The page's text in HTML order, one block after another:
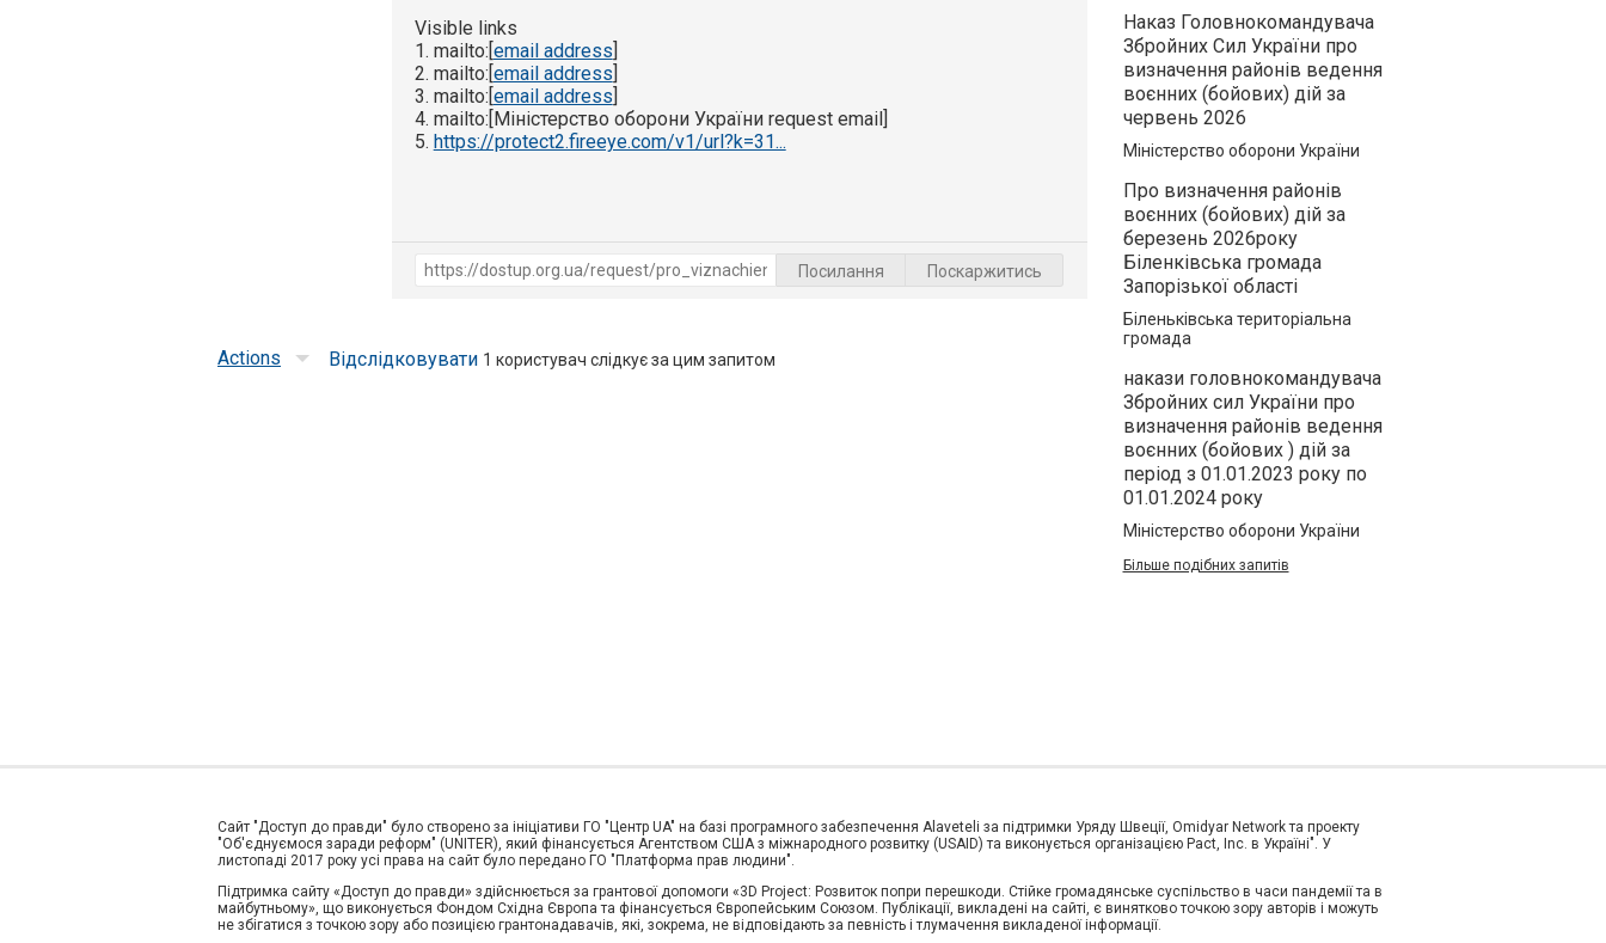
Visible links
1. mailto:[email address]
2. mailto:[email address]
3. mailto:[email address]
4. mailto:[Міністерство оборони України request email]
5. https://protect2.fireeye.com/v1/url?k=31...
Посилання Поскаржитись
Actions Відслідковувати 1 користувач слідкує за цим запитом
Наказ Головнокомандувача
Збройних Сил України про
визначення районів ведення
воєнних (бойових) дій за
червень 2026
Міністерство оборони України
Про визначення районів
воєнних (бойових) дій за
березень 2026року
Біленківська громада
Запорізької області
Біленьківська територіальна
громада
накази головнокомандувача
Збройних сил України про
визначення районів ведення
воєнних (бойових ) дій за
період з 01.01.2023 року по
01.01.2024 року
Міністерство оборони України
Більше подібних запитів
Сайт "Доступ до правди" було створено за ініціативи ГО "Центр UA" на базі програмного забезпечення Alaveteli за підтримки Уряду Швеції, Omidyar Network та проекту
"Об'єднуємося заради реформ" (UNITER), який фінансується Агентством США з міжнародного розвитку (USAID) та виконується організацією Pact, Inc. в Україні". У
листопаді 2017 року усі права на сайт було передано ГО "Платформа прав людини".
Підтримка сайту «Доступ до правди» здійснюється за грантової допомоги «3D Project: Розвиток попри перешкоди. Стійке громадянське суспільство в часи пандемії та в
майбутньому», що виконується Фондом Східна Європа та фінансується Європейським Союзом. Публікації, викладені на сайті, є винятково точкою зору авторів і можуть
не збігатися з точкою зору або позицією грантонадавачів, які, зокрема, не відповідають за певність і тлумачення викладеної інформації.